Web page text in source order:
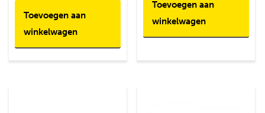
Toevoegen aan
winkelwagen
Toevoegen aan
winkelwagen